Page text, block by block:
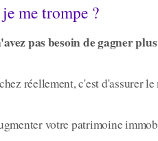
me trompe ?
pas besoin de gagner
réellement, c'est d'assurer
votre patrimoine